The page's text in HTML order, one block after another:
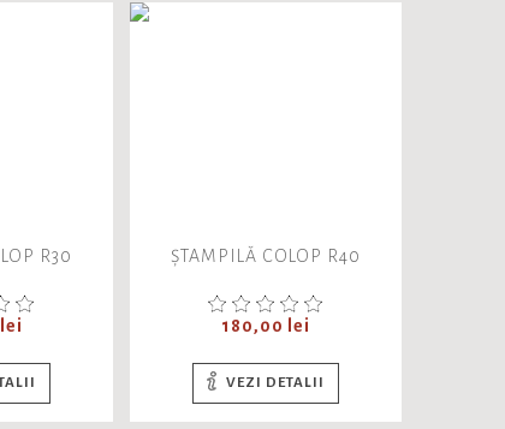
R30 ȘTAMPILĂ COLOP R40
Pret
180,00 lei
VEZI DETALII